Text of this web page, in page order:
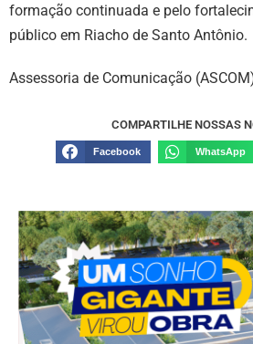
formação continuada e pelo
público em Riacho de Santo Antônio.
Assessoria de Comunicação
COMPARTILHE NOSSAS
Facebook WhatsApp